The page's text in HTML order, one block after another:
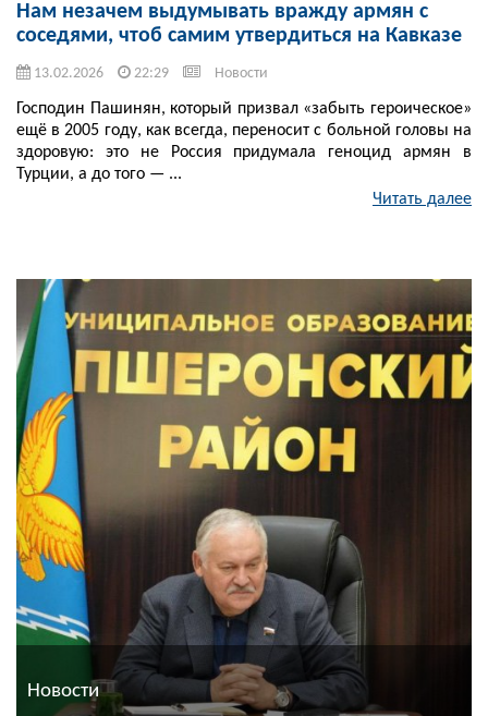
Нам незачем выдумывать вражду армян с
соседями, чтоб самим утвердиться на Кавказе
13.02.2026 22:29 Новости
Господин Пашинян, который призвал «забыть героическое»
ещё в 2005 году, как всегда, переносит с больной головы на
здоровую: это не Россия придумала геноцид армян в
Турции, а до того — ...
Читать далее
Новости